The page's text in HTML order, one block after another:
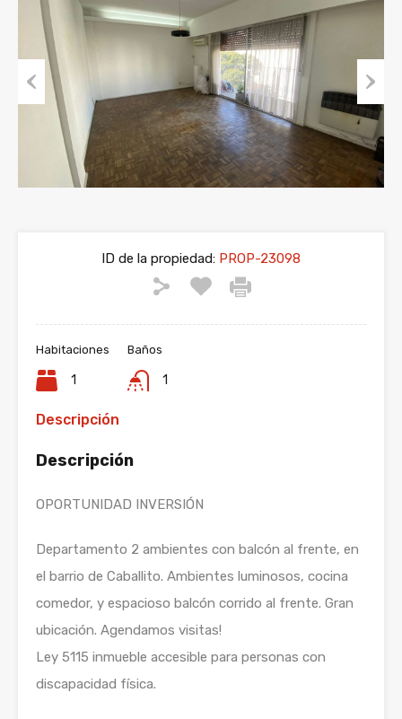
Previous Next
ID de la propiedad: PROP-23098
Habitaciones
1
Baños
1
Descripción
Descripción
OPORTUNIDAD INVERSIÓN
Departamento 2 ambientes con balcón al frente, en
el barrio de Caballito. Ambientes luminosos, cocina
comedor, y espacioso balcón corrido al frente. Gran
ubicación. Agendamos visitas!
Ley 5115 inmueble accesible para personas con
discapacidad física.